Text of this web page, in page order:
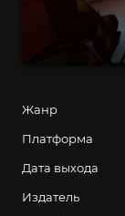
Жанр
Платформа
Дата выхода
Издатель